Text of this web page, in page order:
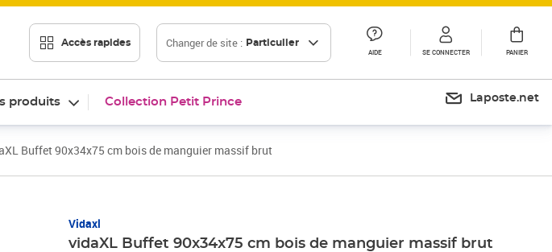
Accès rapides Changer de site : Particulier
AIDE SE CONNECTER PANIER
produits Collection Petit Prince Laposte.net
Buffet 90x34x75 cm bois de manguier massif brut
Vidaxl
vidaXL Buffet 90x34x75 cm bois de manguier massif brut